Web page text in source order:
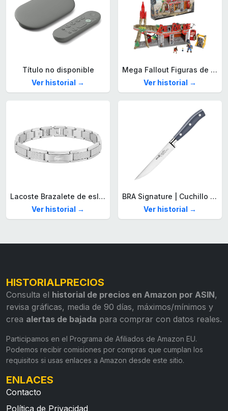
Título no disponible
Ver historial →
Mega Fallout Figuras de acción y Juguetes de construcción, Parada de Camiones Red Rocket con 824 Piezas, 2 Personajes articulados y Accesorios, para coleccionistas, HXT00
Ver historial →
Lacoste Brazalete de eslabón para Hombre Colección STENCIL de Acero inoxidable
Ver historial →
BRA Signature | Cuchillo tomatero 120 mm, Acero Inoxidable alemán forjado con Molibdeno Vanadio, Mango Remachado ABS, Diseño Ergonómico, Hoja 1,6 mm espesor
Ver historial →
HISTORIALPRECIOS
Consulta el historial de precios en Amazon por ASIN,
revisa gráficas, media de 90 días, máximos/mínimos y
crea alertas de bajada para comprar con datos reales.
Participamos en el Programa de Afiliados de Amazon EU.
Podemos recibir comisiones por compras que cumplan los
requisitos si usas enlaces a Amazon desde este sitio.
ENLACES
Contacto
Política de Privacidad